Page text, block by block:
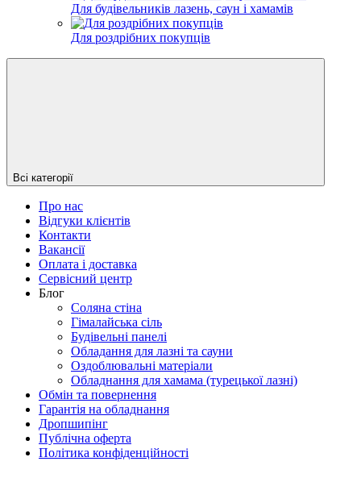
Для будівельників лазень, саун і хамамів
Для роздрібних покупців
Всі категорії
Про нас
Відгуки клієнтів
Контакти
Вакансії
Оплата і доставка
Сервісний центр
Блог
Соляна стіна
Гімалайська сіль
Будівельні панелі
Обладання для лазні та сауни
Оздоблювальні матеріали
Обладнання для хамама (турецької лазні)
Обмін та повернення
Гарантія на обладнання
Дропшипінг
Публічна оферта
Політика конфіденційності